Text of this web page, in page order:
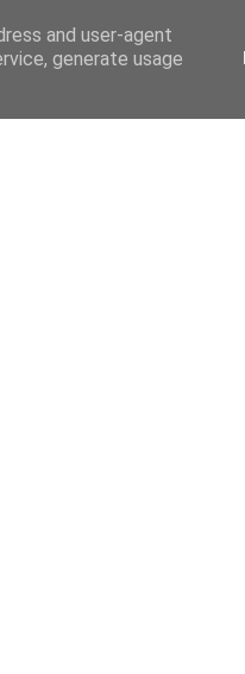
and user-agent
generate usage